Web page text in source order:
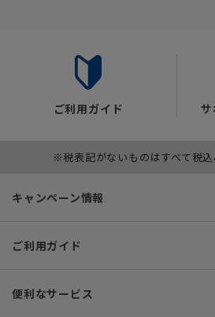
ご利用ガイド
※税表記がないものはすべて税
キャンペーン情報
ご利用ガイド
便利なサービス